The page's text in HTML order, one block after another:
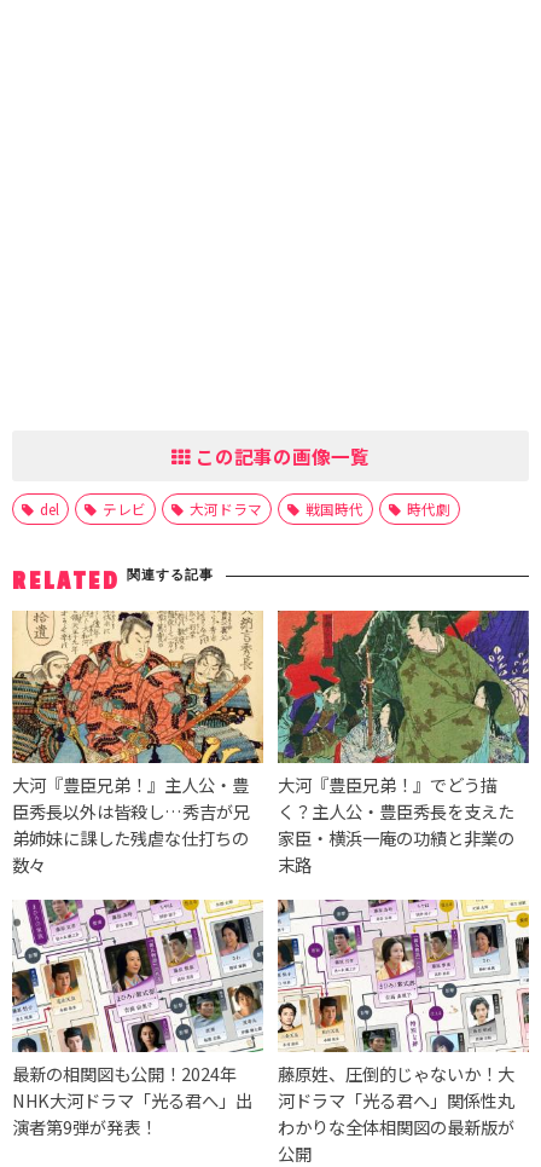
この記事の画像一覧
del テレビ 大河ドラマ 戦国時代 時代劇
RELATED 関連する記事
大河『豊臣兄弟！』主人公・豊
臣秀長以外は皆殺し…秀吉が兄
弟姉妹に課した残虐な仕打ちの
数々
大河『豊臣兄弟！』でどう描
く？主人公・豊臣秀長を支えた
家臣・横浜一庵の功績と非業の
末路
最新の相関図も公開！2024年
NHK大河ドラマ「光る君へ」出
演者第9弾が発表！
藤原姓、圧倒的じゃないか！大
河ドラマ「光る君へ」関係性丸
わかりな全体相関図の最新版が
公開